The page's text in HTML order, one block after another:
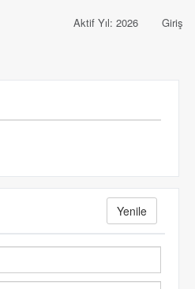
Giriş
Aktif Yıl: 2026
Yenile